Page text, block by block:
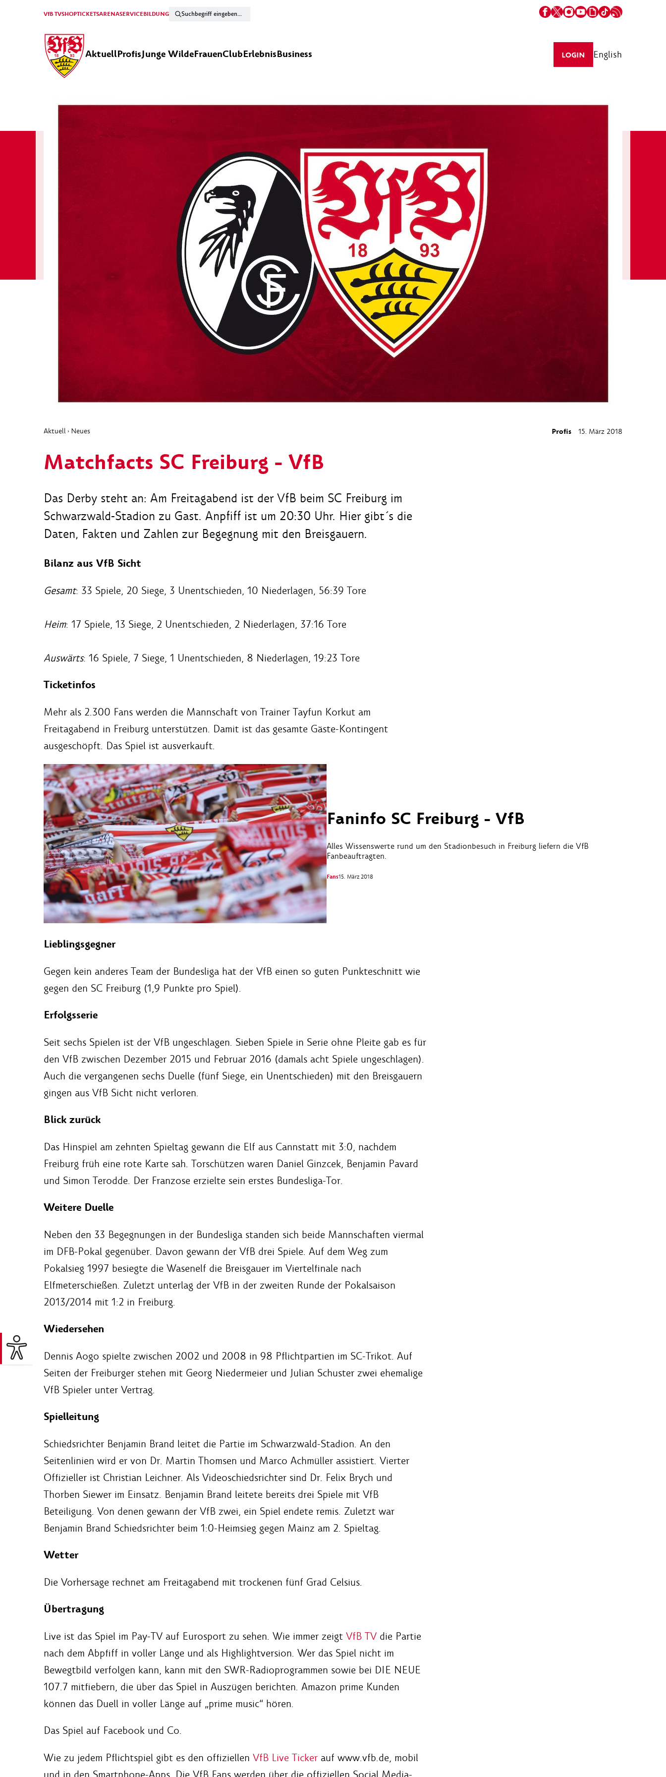
VfB TVSHOPTICKETSARENASERVICEBILDUNG
AktuellProfisJunge WildeFrauenClubErlebnisBusiness LOGIN English
Aktuell › Neues Profis 15. März 2018
Matchfacts SC Freiburg - VfB
Das Derby steht an: Am Freitagabend ist der VfB beim SC Freiburg im
Schwarzwald-Stadion zu Gast. Anpfiff ist um 20:30 Uhr. Hier gibt´s die
Daten, Fakten und Zahlen zur Begegnung mit den Breisgauern.
Bilanz aus VfB Sicht
Gesamt: 33 Spiele, 20 Siege, 3 Unentschieden, 10 Niederlagen, 56:39 Tore
Heim: 17 Spiele, 13 Siege, 2 Unentschieden, 2 Niederlagen, 37:16 Tore
Auswärts: 16 Spiele, 7 Siege, 1 Unentschieden, 8 Niederlagen, 19:23 Tore
Ticketinfos
Mehr als 2.300 Fans werden die Mannschaft von Trainer Tayfun Korkut am
Freitagabend in Freiburg unterstützen. Damit ist das gesamte Gäste-Kontingent
ausgeschöpft. Das Spiel ist ausverkauft.
Faninfo SC Freiburg - VfB
Alles Wissenswerte rund um den Stadionbesuch in Freiburg liefern die VfB
Fanbeauftragten.
Fans15. März 2018
Lieblingsgegner
Gegen kein anderes Team der Bundesliga hat der VfB einen so guten Punkteschnitt wie
gegen den SC Freiburg (1,9 Punkte pro Spiel).
Erfolgsserie
Seit sechs Spielen ist der VfB ungeschlagen. Sieben Spiele in Serie ohne Pleite gab es für
den VfB zwischen Dezember 2015 und Februar 2016 (damals acht Spiele ungeschlagen).
Auch die vergangenen sechs Duelle (fünf Siege, ein Unentschieden) mit den Breisgauern
gingen aus VfB Sicht nicht verloren.
Blick zurück
Das Hinspiel am zehnten Spieltag gewann die Elf aus Cannstatt mit 3:0, nachdem
Freiburg früh eine rote Karte sah. Torschützen waren Daniel Ginzcek, Benjamin Pavard
und Simon Terodde. Der Franzose erzielte sein erstes Bundesliga-Tor.
Weitere Duelle
Neben den 33 Begegnungen in der Bundesliga standen sich beide Mannschaften viermal
im DFB-Pokal gegenüber. Davon gewann der VfB drei Spiele. Auf dem Weg zum
Pokalsieg 1997 besiegte die Wasenelf die Breisgauer im Viertelfinale nach
Elfmeterschießen. Zuletzt unterlag der VfB in der zweiten Runde der Pokalsaison
2013/2014 mit 1:2 in Freiburg.
Wiedersehen
Dennis Aogo spielte zwischen 2002 und 2008 in 98 Pflichtpartien im SC-Trikot. Auf
Seiten der Freiburger stehen mit Georg Niedermeier und Julian Schuster zwei ehemalige
VfB Spieler unter Vertrag.
Spielleitung
Schiedsrichter Benjamin Brand leitet die Partie im Schwarzwald-Stadion. An den
Seitenlinien wird er von Dr. Martin Thomsen und Marco Achmüller assistiert. Vierter
Offizieller ist Christian Leichner. Als Videoschiedsrichter sind Dr. Felix Brych und
Thorben Siewer im Einsatz. Benjamin Brand leitete bereits drei Spiele mit VfB
Beteiligung. Von denen gewann der VfB zwei, ein Spiel endete remis. Zuletzt war
Benjamin Brand Schiedsrichter beim 1:0-Heimsieg gegen Mainz am 2. Spieltag.
Wetter
Die Vorhersage rechnet am Freitagabend mit trockenen fünf Grad Celsius.
Übertragung
Live ist das Spiel im Pay-TV auf Eurosport zu sehen. Wie immer zeigt VfB TV die Partie
nach dem Abpfiff in voller Länge und als Highlightversion. Wer das Spiel nicht im
Bewegtbild verfolgen kann, kann mit den SWR-Radioprogrammen sowie bei DIE NEUE
107.7 mitfiebern, die über das Spiel in Auszügen berichten. Amazon prime Kunden
können das Duell in voller Länge auf „prime music“ hören.
Das Spiel auf Facebook und Co.
Wie zu jedem Pflichtspiel gibt es den offiziellen VfB Live Ticker auf www.vfb.de, mobil
und in den Smartphone-Apps. Die VfB Fans werden über die offiziellen Social Media-